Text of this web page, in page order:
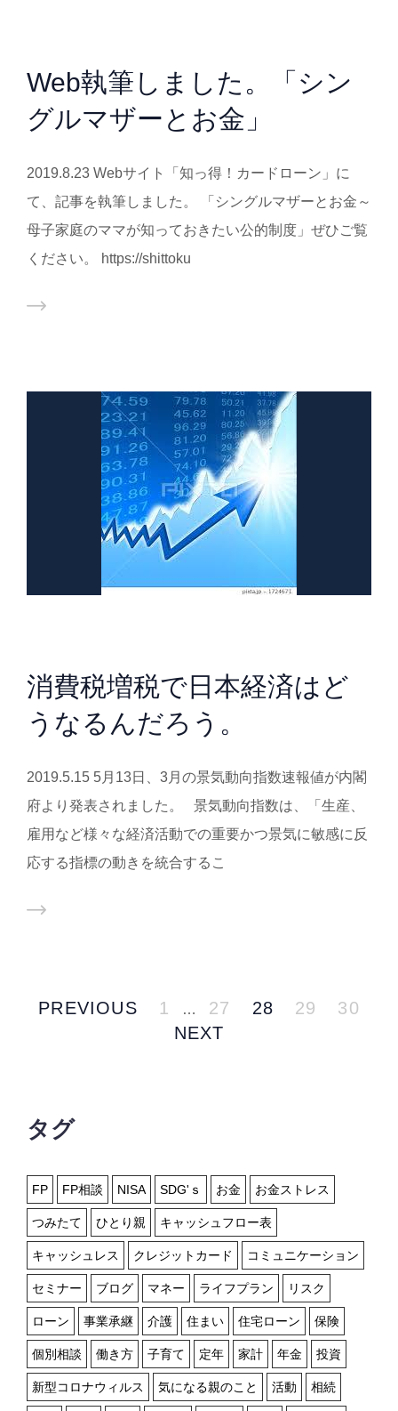
Web執筆しました。「シン
グルマザーとお金」
2019.8.23 Webサイト「知っ得！カードローン」に
て、記事を執筆しました。 「シングルマザーとお金～
母子家庭のママが知っておきたい公的制度」ぜひご覧
ください。 https://shittoku
消費税増税で日本経済はど
うなるんだろう。
2019.5.15 5月13日、3月の景気動向指数速報値が内閣
府より発表されました。 景気動向指数は、「生産、
雇用など様々な経済活動での重要かつ景気に敏感に反
応する指標の動きを統合するこ
PREVIOUS 1 … 27 28 29
30
NEXT
タグ
FP FP相談 NISA SDG'ｓ お金 お金ストレス
つみたて ひとり親 キャッシュフロー表
キャッシュレス クレジットカード コミュニケーション
セミナー ブログ マネー ライフプラン リスク
ローン 事業承継 介護 住まい 住宅ローン 保険
個別相談 働き方 子育て 定年 家計 年金 投資
新型コロナウィルス 気になる親のこと 活動 相続